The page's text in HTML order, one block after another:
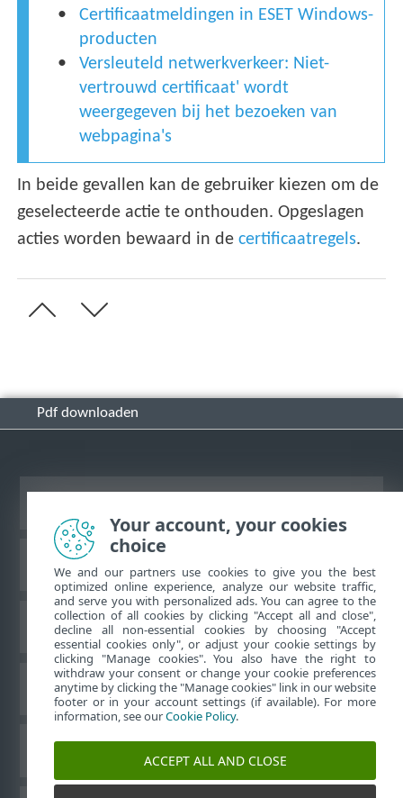
Certificaatmeldingen in ESET Windows-
producten
Versleuteld netwerkverkeer: Niet-
vertrouwd certificaat' wordt
weergegeven bij het bezoeken van
webpagina's
In beide gevallen kan de gebruiker kiezen om de
geselecteerde actie te onthouden. Opgeslagen
acties worden bewaard in decertificaatregels.
Pdf downloaden
ESET Kennisbank
ESET-forum
Regionale ondersteuning
Your account, your cookies
choice
We and our partners use cookies to give you the best
optimized online experience, analyze our website traffic,
and serve you with personalized ads. You can agree to the
collection of all cookies by clicking "Accept all and close",
decline all non-essential cookies by choosing "Accept
essential cookies only", or adjust your cookie settings by
clicking "Manage cookies". You also have the right to
withdraw your consent or change your cookie preferences
anytime by clicking the "Manage cookies" link in our website
footer or in your account settings (if available). For more
information, see ourCookie Policy.
ACCEPT ALL AND CLOSE